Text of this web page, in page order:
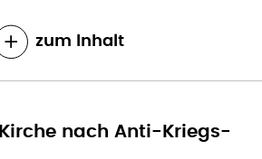
zum Inhalt
nach Anti-Kriegs-